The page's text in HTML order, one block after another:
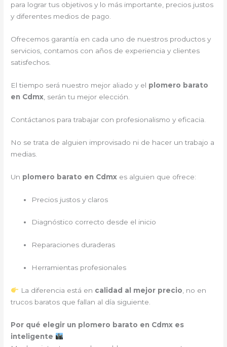
para lograr tus objetivos y lo más importante, precios justos
y diferentes medios de pago.
Ofrecemos garantía en cada uno de nuestros productos y
servicios, contamos con años de experiencia y clientes
satisfechos.
El tiempo será nuestro mejor aliado y el plomero barato
en Cdmx , serán tu mejor elección.
Contáctanos para trabajar con profesionalismo y eficacia.
No se trata de alguien improvisado ni de hacer un trabajo a
medias.
Un plomero barato en Cdmx es alguien que ofrece:
Precios justos y claros
Diagnóstico correcto desde el inicio
Reparaciones duraderas
Herramientas profesionales
La diferencia está en calidad al mejor precio , no en
trucos baratos que fallan al día siguiente.
Por qué elegir un plomero barato en Cdmx es
inteligente